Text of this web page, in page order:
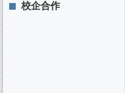
校企合作